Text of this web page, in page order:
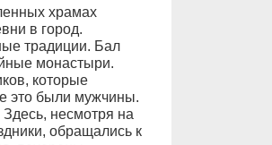
храмах
в город.
традиции. Бал
монастыри.
которые
это были мужчины.
несмотря на
обращались к